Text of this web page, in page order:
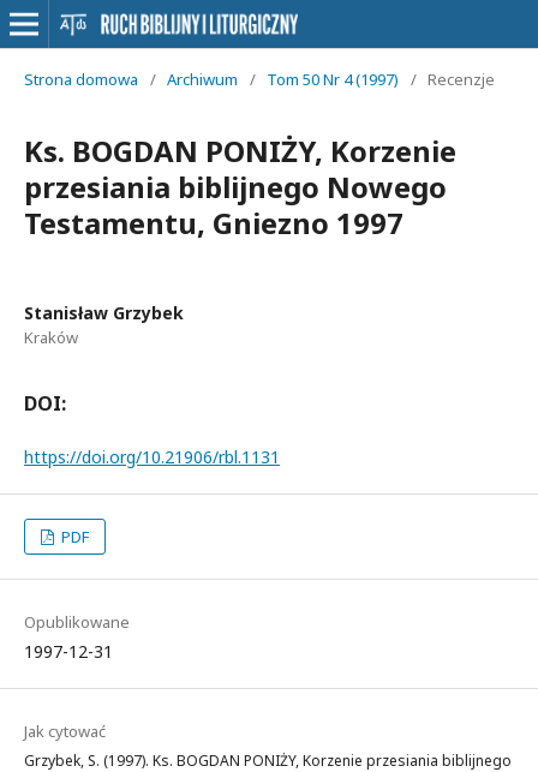
Strona domowa / Archiwum / Tom 50 Nr 4 (1997) / Recenzje
Ks. BOGDAN PONIŻY, Korzenie
przesiania biblijnego Nowego
Testamentu, Gniezno 1997
Stanisław Grzybek
Kraków
DOI:
https://doi.org/10.21906/rbl.1131
PDF
Opublikowane
1997-12-31
Jak cytować
Grzybek, S. (1997). Ks. BOGDAN PONIŻY, Korzenie przesiania biblijnego